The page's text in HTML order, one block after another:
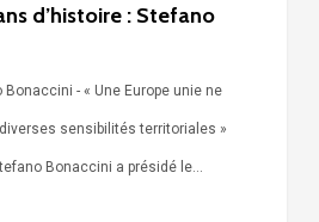
d’histoire : Stefano
- « Une Europe unie ne
sensibilités territoriales »
Bonaccini a présidé le…